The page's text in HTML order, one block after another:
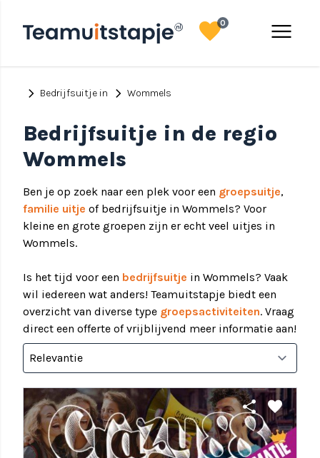
menu
favorite0
chevron_right Bedrijfsuitje in chevron_right Wommels
Bedrijfsuitje in de regio
Wommels
Ben je op zoek naar een plek voor een groepsuitje,
familie uitje of bedrijfsuitje in Wommels? Voor
kleine en grote groepen zijn er echt veel uitjes in
Wommels.
Is het tijd voor een bedrijfsuitje in Wommels? Vaak
wil iedereen wat anders! Teamuitstapje biedt een
overzicht van diverse type groepsactiviteiten. Vraag
direct een offerte of vrijblijvend meer informatie aan!
share favorite